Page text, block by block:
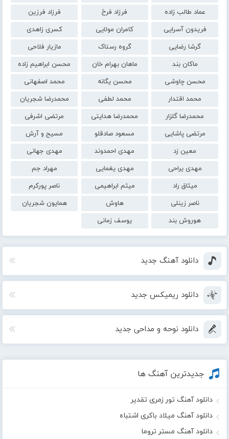
عماد طالب زاده
فرزاد فرخ
فرزاد فرزین
فریدون آسرایی
کامران مولایی
کسری زاهدی
گرشا رضایی
گروه رستاک
مازیار فلاحی
ماکان بند
ماهان بهرام خان
محسن ابراهیم زاده
محسن چاوشی
محسن یگانه
محمد اصفهانی
محمد اقتدار
محمد لطفی
محمدرضا شجریان
محمدرضا گلزار
محمدرضا هدایتی
مرتضی اشرفی
مرتضی پاشایی
مسعود صادقلو
مسیح و آرش
معین زد
مهدی احمدوند
مهدی جهانی
مهدی یراحی
مهدی یغمایی
مهراد جم
میثاق راد
میثم ابراهیمی
ناصر پورکرم
ناصر زینلی
هاوش
همایون شجریان
هوروش بند
یوسف زمانی
دانلود آهنگ جدید
دانلود ریمیکس جدید
دانلود نوحه و مداحی جدید
جدیدترین آهنگ ها
دانلود آهنگ تور زمری تقدیر
دانلود آهنگ میلاد باکری اشتباه
دانلود آهنگ مستر تروما